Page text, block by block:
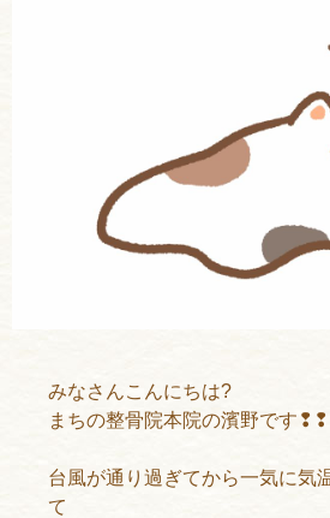
みなさんこんにちは?
まちの整骨院本院の濱野です❢❢
台風が通り過ぎてから一気に気
て